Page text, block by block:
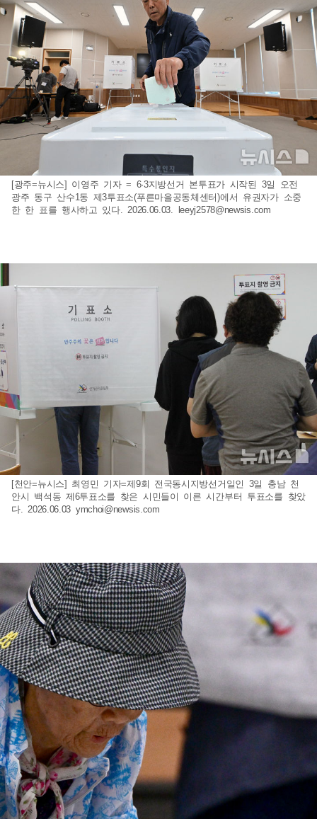
[광주=뉴시스] 이영주 기자 = 6·3지방선거 본투표가 시작된 3일 오전
광주 동구 산수1동 제3투표소(푸른마을공동체센터)에서 유권자가 소중
한 한 표를 행사하고 있다. 2026.06.03.
leeyj2578@newsis.com
[천안=뉴시스] 최영민 기자=제9회 전국동시지방선거일인 3일 충남 천
안시 백석동 제6투표소를 찾은 시민들이 이른 시간부터 투표소를 찾았
다. 2026.06.03 ymchoi@newsis.com